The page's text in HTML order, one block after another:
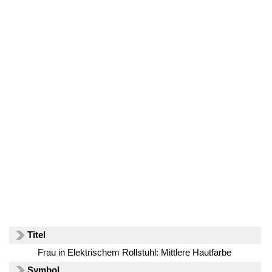
Titel
Frau in Elektrischem Rollstuhl: Mittlere Hautfarbe
Symbol